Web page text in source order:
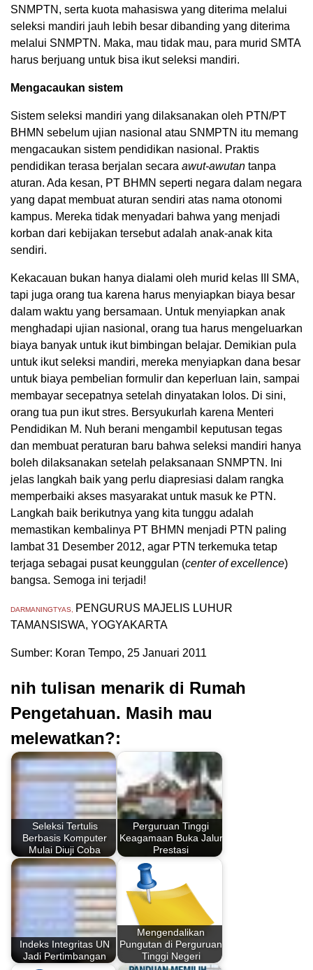
SNMPTN, serta kuota mahasiswa yang diterima melalui
seleksi mandiri jauh lebih besar dibanding yang diterima
melalui SNMPTN. Maka, mau tidak mau, para murid SMTA
harus berjuang untuk bisa ikut seleksi mandiri.
Mengacaukan sistem
Sistem seleksi mandiri yang dilaksanakan oleh PTN/PT
BHMN sebelum ujian nasional atau SNMPTN itu memang
mengacaukan sistem pendidikan nasional. Praktis
pendidikan terasa berjalan secara awut-awutan tanpa
aturan. Ada kesan, PT BHMN seperti negara dalam negara
yang dapat membuat aturan sendiri atas nama otonomi
kampus. Mereka tidak menyadari bahwa yang menjadi
korban dari kebijakan tersebut adalah anak-anak kita
sendiri.
Kekacauan bukan hanya dialami oleh murid kelas III SMA,
tapi juga orang tua karena harus menyiapkan biaya besar
dalam waktu yang bersamaan. Untuk menyiapkan anak
menghadapi ujian nasional, orang tua harus mengeluarkan
biaya banyak untuk ikut bimbingan belajar. Demikian pula
untuk ikut seleksi mandiri, mereka menyiapkan dana besar
untuk biaya pembelian formulir dan keperluan lain, sampai
membayar secepatnya setelah dinyatakan lolos. Di sini,
orang tua pun ikut stres. Bersyukurlah karena Menteri
Pendidikan M. Nuh berani mengambil keputusan tegas
dan membuat peraturan baru bahwa seleksi mandiri hanya
boleh dilaksanakan setelah pelaksanaan SNMPTN. Ini
jelas langkah baik yang perlu diapresiasi dalam rangka
memperbaiki akses masyarakat untuk masuk ke PTN.
Langkah baik berikutnya yang kita tunggu adalah
memastikan kembalinya PT BHMN menjadi PTN paling
lambat 31 Desember 2012, agar PTN terkemuka tetap
terjaga sebagai pusat keunggulan (center of excellence)
bangsa. Semoga ini terjadi!
DARMANINGTYAS, PENGURUS MAJELIS LUHUR
TAMANSISWA, YOGYAKARTA
Sumber: Koran Tempo, 25 Januari 2011
nih tulisan menarik di Rumah
Pengetahuan. Masih mau
melewatkan?:
Seleksi Tertulis
Berbasis Komputer
Mulai Diuji Coba
Perguruan Tinggi
Keagamaan Buka Jalur
Prestasi
Indeks Integritas UN
Jadi Pertimbangan
Mengendalikan
Pungutan di Perguruan
Tinggi Negeri